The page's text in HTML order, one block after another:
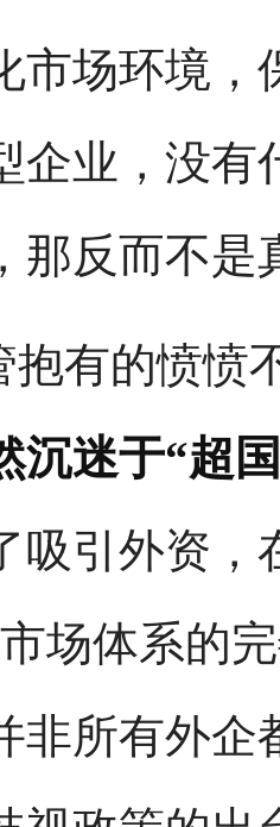
市场环境，
企业，没有
那反而不是
抱有的愤愤
沉迷于“超
吸引外资，
场体系的
非所有外企